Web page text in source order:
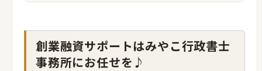
創業融資サポートはみやこ行政書士
事務所にお任せを♪